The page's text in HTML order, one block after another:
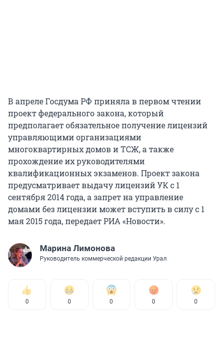
В апреле Госдума РФ приняла в первом чтении
проект федерального закона, который
предполагает обязательное получение лицензий
управляющими организациями
многоквартирных домов и ТСЖ, а также
прохождение их руководителями
квалификационных экзаменов. Проект закона
предусматривает выдачу лицензий УК с 1
сентября 2014 года, а запрет на управление
домами без лицензии может вступить в силу с 1
мая 2015 года, передает РИА «Новости».
Марина Лимонова
Руководитель коммерческой редакции Урал
0 0 0 0 0